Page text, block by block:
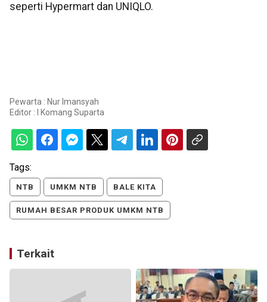
seperti Hypermart dan UNIQLO.
Pewarta : Nur Imansyah
Editor :
I Komang Suparta
Tags:
NTB UMKM NTB BALE KITA
RUMAH BESAR PRODUK UMKM NTB
Terkait